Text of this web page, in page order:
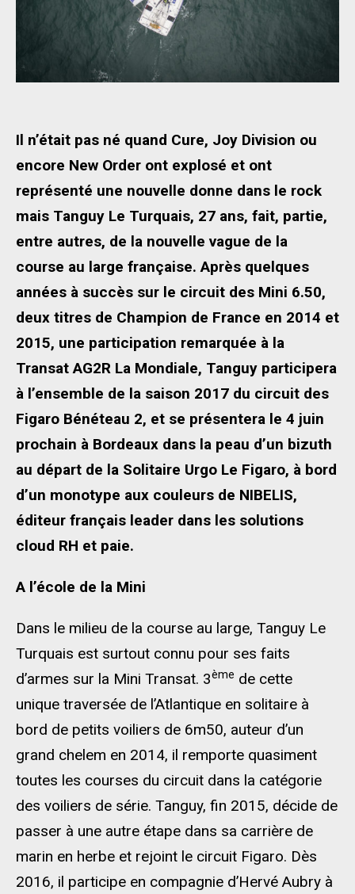
Il n’était pas né quand Cure, Joy Division ou
encore New Order ont explosé et ont
représenté une nouvelle donne dans le rock
mais Tanguy Le Turquais, 27 ans, fait, partie,
entre autres, de la nouvelle vague de la
course au large française. Après quelques
années à succès sur le circuit des Mini 6.50,
deux titres de Champion de France en 2014 et
2015, une participation remarquée à la
Transat AG2R La Mondiale, Tanguy participera
à l’ensemble de la saison 2017 du circuit des
Figaro Bénéteau 2, et se présentera le 4 juin
prochain à Bordeaux dans la peau d’un bizuth
au départ de la Solitaire Urgo Le Figaro, à bord
d’un monotype aux couleurs de NIBELIS,
éditeur français leader dans les solutions
cloud RH et paie.
A l’école de la Mini
Dans le milieu de la course au large, Tanguy Le
Turquais est surtout connu pour ses faits
d’armes sur la Mini Transat. 3ème de cette
unique traversée de l’Atlantique en solitaire à
bord de petits voiliers de 6m50, auteur d’un
grand chelem en 2014, il remporte quasiment
toutes les courses du circuit dans la catégorie
des voiliers de série. Tanguy, fin 2015, décide de
passer à une autre étape dans sa carrière de
marin en herbe et rejoint le circuit Figaro. Dès
2016, il participe en compagnie d’Hervé Aubry à